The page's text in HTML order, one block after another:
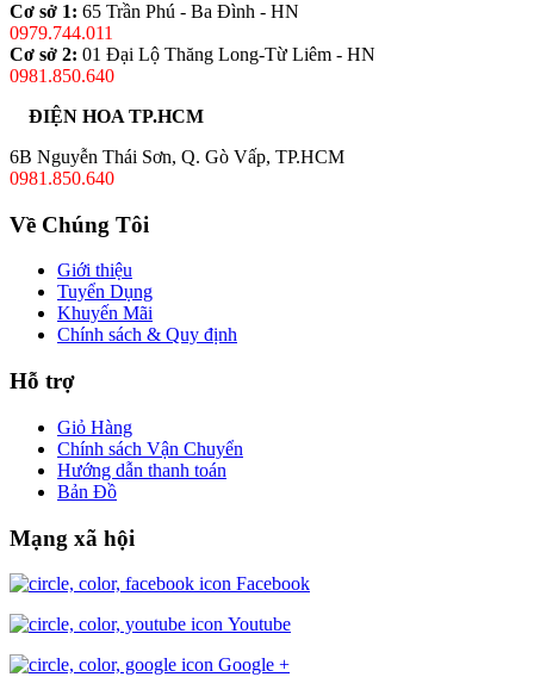
Cơ sở 1: 65 Trần Phú - Ba Đình - HN
0979.744.011
Cơ sở 2: 01 Đại Lộ Thăng Long-Từ Liêm - HN
0981.850.640
ĐIỆN HOA TP.HCM
6B Nguyễn Thái Sơn, Q. Gò Vấp, TP.HCM
0981.850.640
Về Chúng Tôi
Giới thiệu
Tuyển Dụng
Khuyến Mãi
Chính sách & Quy định
Hỗ trợ
Giỏ Hàng
Chính sách Vận Chuyển
Hướng dẫn thanh toán
Bản Đồ
Mạng xã hội
Facebook
Youtube
Google +